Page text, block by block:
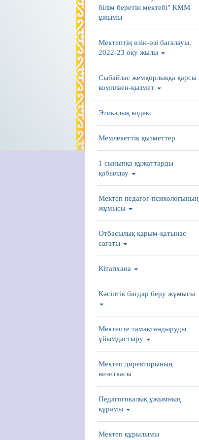
білім беретін мектебі" КММ
ұжымы
Мектептің өзін-өзі бағалауы.
2022-23 оқу жылы
Сыбайлас жемқорлыққа қарсы
комплаен-қызмет
Этикалық кодекс
Мемлекеттік қызметтер
1 сыныпқа құжаттарды
қабылдау
Мектеп педагог-психологының
жұмысы
Отбасылық қарым-қатынас
сағаты
Кітапхана
Кәсіптік бағдар беру жұмысы
Мектепте тамақтандыруды
ұйымдастыру
Мектеп директорының
визиткасы
Педагогикалық ұжымның
құрамы
Мектеп құрылымы